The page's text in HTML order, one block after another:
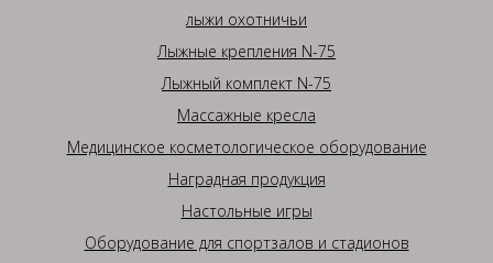
лыжи охотничьи
Лыжные крепления N-75
Лыжный комплект N-75
Массажные кресла
Медицинское косметологическое оборудование
Наградная продукция
Настольные игры
Оборудование для спортзалов и стадионов